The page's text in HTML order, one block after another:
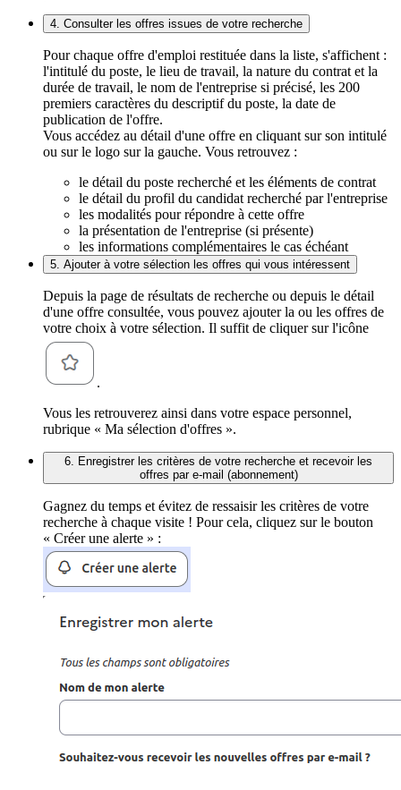
4. Consulter les offres issues de votre recherche
Pour chaque offre d'emploi restituée dans la liste, s'affichent :
l'intitulé du poste, le lieu de travail, la nature du contrat et la
durée de travail, le nom de l'entreprise si précisé, les 200
premiers caractères du descriptif du poste, la date de
publication de l'offre.
Vous accédez au détail d'une offre en cliquant sur son intitulé
ou sur le logo sur la gauche. Vous retrouvez :
le détail du poste recherché et les éléments de contrat
le détail du profil du candidat recherché par l'entreprise
les modalités pour répondre à cette offre
la présentation de l'entreprise (si présente)
les informations complémentaires le cas échéant
5. Ajouter à votre sélection les offres qui vous intéressent
Depuis la page de résultats de recherche ou depuis le détail
d'une offre consultée, vous pouvez ajouter la ou les offres de
votre choix à votre sélection. Il suffit de cliquer sur l'icône
.
Vous les retrouverez ainsi dans votre espace personnel,
rubrique « Ma sélection d'offres ».
6. Enregistrer les critères de votre recherche et recevoir les
offres par e-mail (abonnement)
Gagnez du temps et évitez de ressaisir les critères de votre
recherche à chaque visite ! Pour cela, cliquez sur le bouton
« Créer une alerte » :